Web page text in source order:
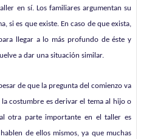
en sí. Los familiares argumentan su
si es que existe. En caso de que exista,
llegar a lo más profundo de éste y
a dar una situación similar.
de que la pregunta del comienzo va
costumbre es derivar el tema al hijo o
otra parte importante en el taller es
de ellos mismos, ya que muchas